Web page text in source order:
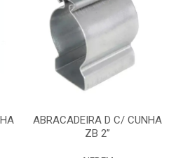
ABRACADEIRA D C/ CUNHA
ZB 2”